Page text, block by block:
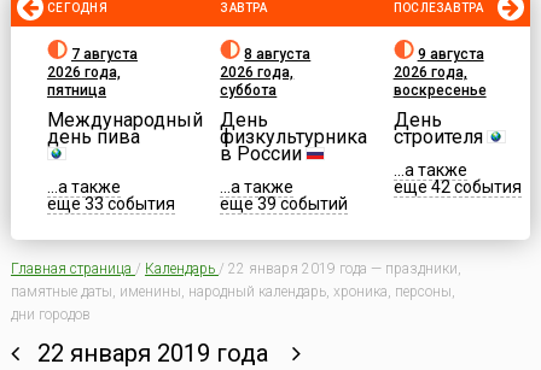
СЕГОДНЯ
7 августа
2026 года,
пятница
Международный
день пива
...а также
еще 33 события
ЗАВТРА
8 августа
2026 года,
суббота
День
физкультурника
в России
...а также
еще 39 событий
ПОСЛЕЗАВТРА
9 августа
2026 года,
воскресенье
День
строителя
...а также
еще 42 события
Главная страница / Календарь / 22 января 2019 года — праздники,
памятные даты, именины, народный календарь, хроника, персоны,
дни городов
22 января 2019 года